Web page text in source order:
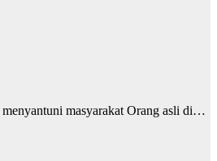
masyarakat Orang asli di…